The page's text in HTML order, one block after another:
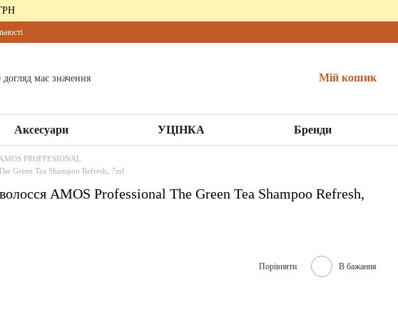
Мій кошик
Аксесуари УЦІНКА Бренди
PROFFESIONAL
Green Tea Shampoo Refresh, 7ml
AMOS Professional The Green Tea Shampoo Refresh,
Порівняти В бажання